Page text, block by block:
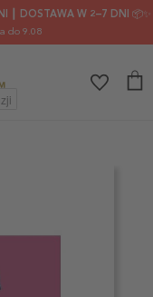
┃ DOSTAWA W 2–7 DNI 📦✨
do 9.08